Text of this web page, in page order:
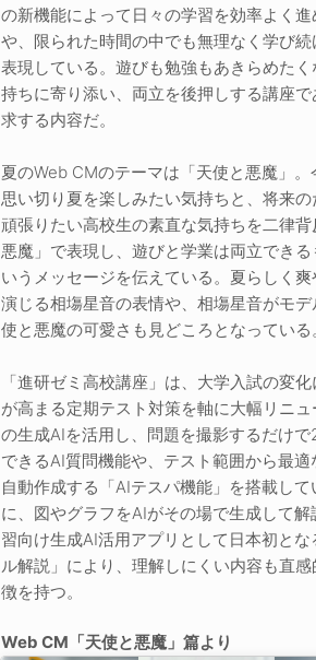
の新機能によって日々の学習を効率よく進
や、限られた時間の中でも無理なく学び
表現している。遊びも勉強もあきらめた
持ちに寄り添い、両立を後押しする講座
求する内容だ。
夏のWeb CMのテーマは「天使と悪魔」。
思い切り夏を楽しみたい気持ちと、将来の
頑張りたい高校生の素直な気持ちを二律背
悪魔」で表現し、遊びと学業は両立できる
いうメッセージを伝えている。夏らしく
演じる相塲星音の表情や、相塲星音がモ
使と悪魔の可愛さも見どころとなっている
「進研ゼミ高校講座」は、大学入試の変
が高まる定期テスト対策を軸に大幅リニュ
の生成AIを活用し、問題を撮影するだけ
できるAI質問機能や、テスト範囲から最適
自動作成する「AIテスパ機能」を搭載して
に、図やグラフをAIがその場で生成して解
習向け生成AI活用アプリとして日本初とな
ル解説」により、理解しにくい内容も直
徴を持つ。
Web CM「天使と悪魔」篇より